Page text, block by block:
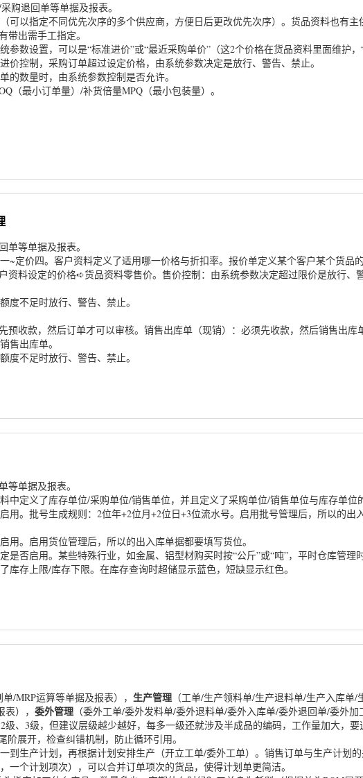
购退回单等单据及报表。
可以指定不同优先次序的多个供应商，方便日后更改优先次序）。货品资料也有
出需手工指定。
参数设置，可以是“标准进价”或“最近采购单价”（这2个价格在货品资料里面维护
价控制，采购订单超过设定价格，由系统参数决定是放行、警告、禁止。
的数量时，由系统参数控制是否允许。
（最小订单量）/补货倍量MPQ（最小包装量）。
单等单据及报表。
~定价四。客户资料定义了适用哪一价格与折扣率。报价单定义某个客户某个货品
料设定的价格➪货品资料零售价。售价控制：由系统参数决定超过限价是放行、警
度不足时放行、警告、禁止。
预收款，然后订单才可以审核。销售出库单（现销）：必须先收款，然后销售出
售出库单。
度不足时放行、警告、禁止。
等单据及报表。
中定义了库存单位/采购单位/销售单位，并且定义了采购单位/销售单位与库存单位
用。批号生成规则：2位年+2位月+2位日+3位流水号。启用批号管理后，所以的
用。启用货位管理后，所以的出入库单据都要填写货位。
是否启用。某些特殊行业，如金属、铝型材购买时按“公斤”或“吨”，平时仓库管理时
库存上限/库存下限。在库存查询时超储显示蓝色，短缺显示红色。
单/MRP运算等单据及报表）， 生产管理 （工单/生产领料单/生产退料单/生产入库单/
）， 委外管理 （委外工单/委外发料单/委外退料单/委外入库单/委外退回单/委外加
级、3级，但建议层级越少越好，每多一级还就涉及半成品的编码，工作量加大，
展开，检查纠错机制，防止循环引用。
到生产计划，再根据计划安排生产（开立工单/委外工单）。销售订单与生产计划
一个计划项次），可以合并订单项次的货品，使得计划单更简洁。